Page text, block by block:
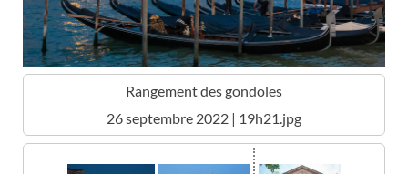
Rangement des gondoles
26 septembre 2022 | 19h21.jpg